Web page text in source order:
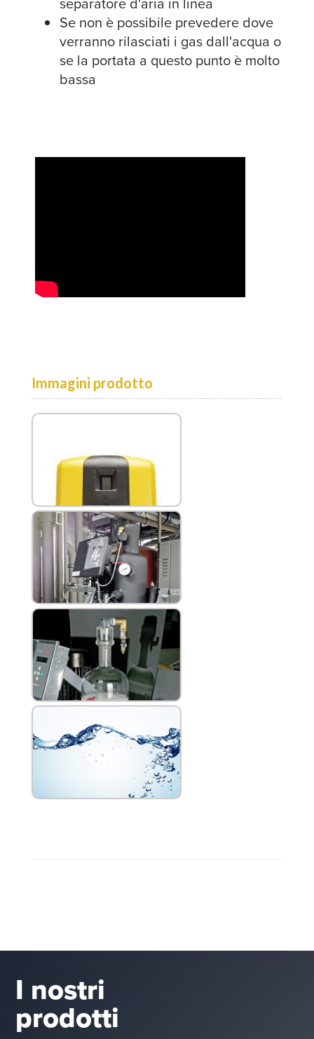
Se non è possibile prevedere dove
verranno rilasciati i gas dall'acqua o
se la portata a questo punto è molto
bassa
Immagini prodotto
I nostri
prodotti